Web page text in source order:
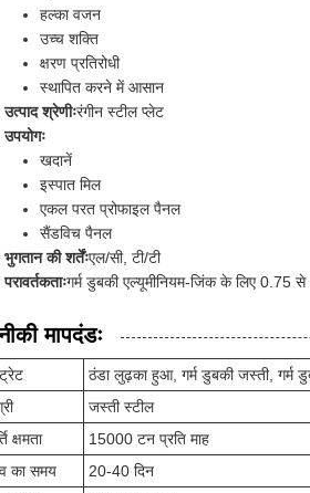
हल्का वजन
उच्च शक्ति
क्षरण प्रतिरोधी
स्थापित करने में आसान
उत्पाद श्रेणीःरंगीन स्टील प्लेट
उपयोगः
खदानें
इस्पात मिल
एकल परत प्रोफाइल पैनल
सैंडविच पैनल
भुगतान की शर्तेंःएल/सी, टी/टी
परावर्तकताःगर्म डुबकी एल्यूमीनियम-जिंक के लिए 0.75
मापदंडः
ठंडा लुढ़का हुआ, गर्म डुबकी जस्ती, गर्म
जस्ती स्टील
क्षमता
15000 टन प्रति माह
का समय
20-40 दिन